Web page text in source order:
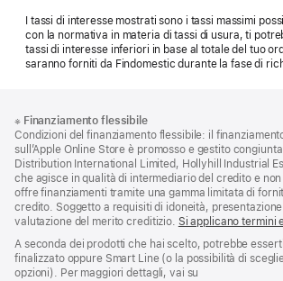
I tassi di interesse mostrati sono i tassi massimi
con la normativa in materia di tassi di usura, ti
tassi di interesse inferiori in base al totale del tuo
saranno forniti da Findomestic durante la fase di
di
pagina
a
piè
di
pagina
※ Finanziamento flessibile
Condizioni del finanziamento flessibile: il
sull’Apple Online Store è promosso e gestito
Distribution International Limited, Hollyhill Industrial
che agisce in qualità di intermediario del credito e
offre finanziamenti tramite una gamma limitata di
credito. Soggetto a requisiti di idoneità,
valutazione del merito creditizio. Si applicano termini
A seconda dei prodotti che hai scelto, potrebbe
finalizzato oppure Smart Line (o la possibilità di
opzioni). Per maggiori dettagli, vai su